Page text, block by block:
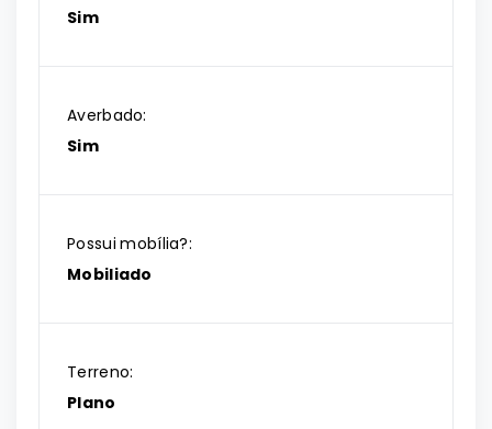
Sim
Averbado:
Sim
Possui mobília?:
Mobiliado
Terreno:
Plano